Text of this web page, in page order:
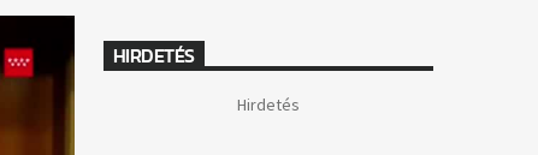
HIRDETÉS
Hirdetés